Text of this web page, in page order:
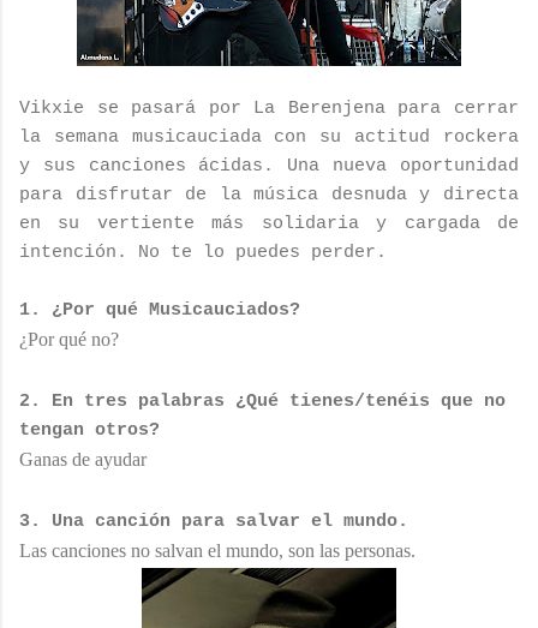
Vikxie se pasará por La Berenjena para cerrar
la semana musicauciada con su actitud rockera
y sus canciones ácidas. Una nueva oportunidad
para disfrutar de la música desnuda y directa
en su vertiente más solidaria y cargada de
intención. No te lo puedes perder.
1. ¿Por qué Musicauciados?
¿Por qué no?
2. En tres palabras ¿Qué tienes/tenéis que no
tengan otros?
Ganas de ayudar
3. Una canción para salvar el mundo.
Las canciones no salvan el mundo, son las personas.